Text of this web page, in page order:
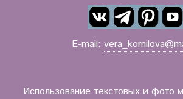
E-mail:
Использование текстовых и фото